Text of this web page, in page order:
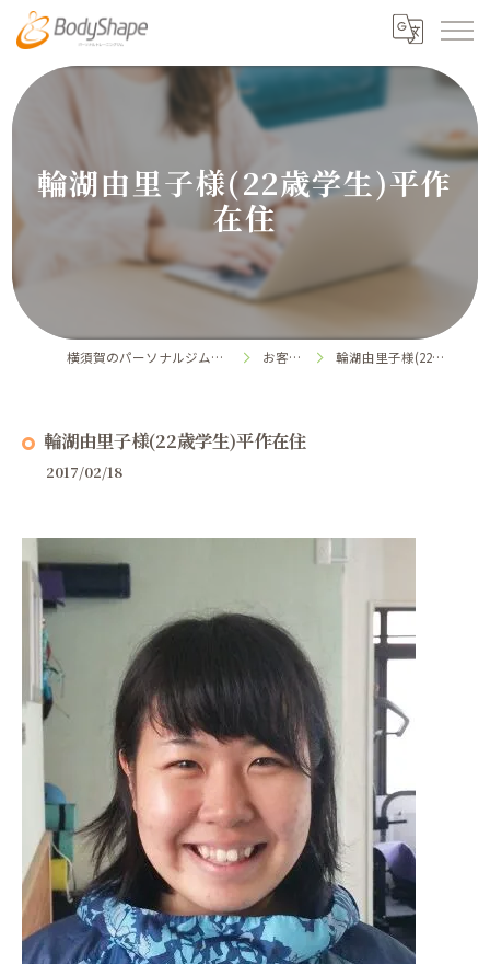
輪湖由里子様(22歳学生)平作
在住
横須賀のパーソナルジムならボディシェイプ お客様の声 輪湖由里子様(22歳学生)平作在住
輪湖由里子様(22歳学生)平作在住
2017/02/18